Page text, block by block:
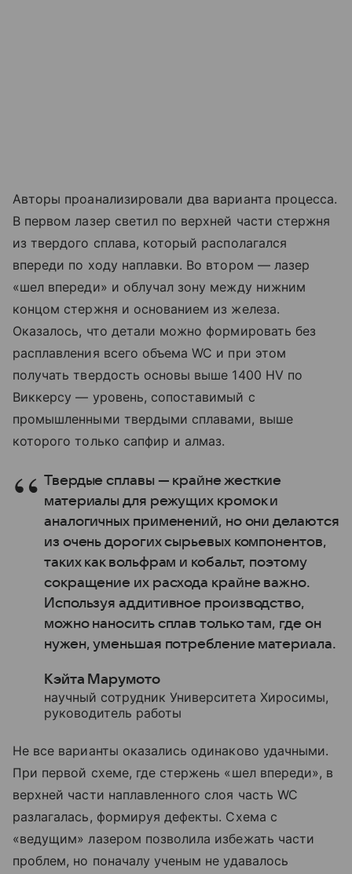
Авторы проанализировали два варианта процесса.
В первом лазер светил по верхней части стержня
из твердого сплава, который располагался
впереди по ходу наплавки. Во втором — лазер
«шел впереди» и облучал зону между нижним
концом стержня и основанием из железа.
Оказалось, что детали можно формировать без
расплавления всего объема WC и при этом
получать твердость основы выше 1400 HV по
Виккерсу — уровень, сопоставимый с
промышленными твердыми сплавами, выше
которого только сапфир и алмаз.
Твердые сплавы — крайне жесткие
материалы для режущих кромок и
аналогичных применений, но они делают­ся
из очень дорогих сырьевых компонентов,
таких как вольфрам и кобальт, поэтому
сокращение их расхода крайне важно.
Используя аддитивное производство,
можно наносить сплав только там, где он
нужен, уменьшая потребление материала.
Кэйта Марумото
научный сотрудник Университета Хиросимы,
руководитель работы
Не все варианты оказались одинаково удачными.
При первой схеме, где стержень «шел впереди», в
верхней части наплавленного слоя часть WC
разлагалась, формируя дефекты. Схема с
«ведущим» лазером позволила избежать части
проблем, но поначалу ученым не удавалось